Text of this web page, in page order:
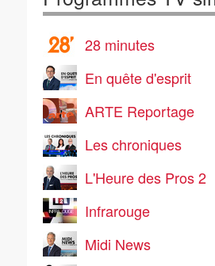
28 minutes
En quête d'esprit
ARTE Reportage
Les chroniques
L'Heure des Pros 2
Infrarouge
Midi News